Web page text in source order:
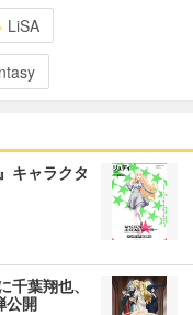
LiSA
キャラクタ
葉翔也、
公開